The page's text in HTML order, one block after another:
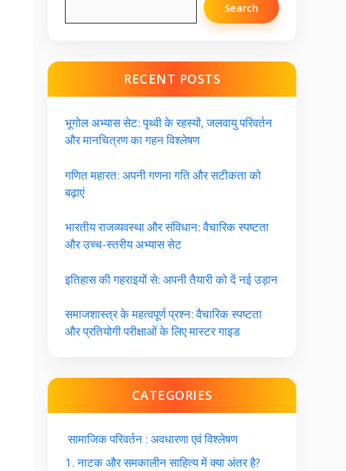
Search
RECENT POSTS
भूगोल अभ्यास सेट: पृथ्वी के रहस्यों, जलवायु परिवर्तन
और मानचित्रण का गहन विश्लेषण
गणित महारत: अपनी गणना गति और सटीकता को
बढ़ाएं
भारतीय राजव्यवस्था और संविधान: वैचारिक स्पष्टता
और उच्च-स्तरीय अभ्यास सेट
इतिहास की गहराइयों से: अपनी तैयारी को दें नई उड़ान
समाजशास्त्र के महत्वपूर्ण प्रश्न: वैचारिक स्पष्टता
और प्रतियोगी परीक्षाओं के लिए मास्टर गाइड
CATEGORIES
सामाजिक परिवर्तन : अवधारणा एवं विश्लेषण
1. नाटक और समकालीन साहित्य में क्या अंतर है?